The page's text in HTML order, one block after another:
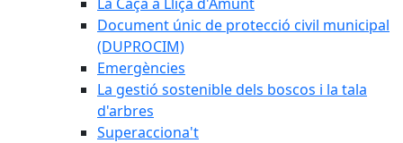
Document únic de protecció civil municipal
(DUPROCIM)
Emergències
La gestió sostenible dels boscos i la tala
d'arbres
Superacciona't